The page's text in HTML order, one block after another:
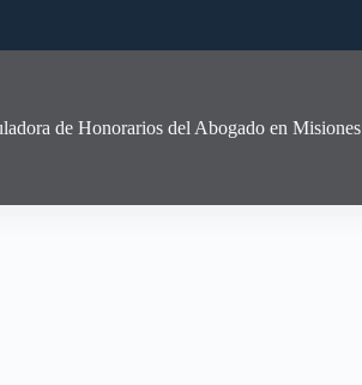
de Honorarios del Abogado en Misiones